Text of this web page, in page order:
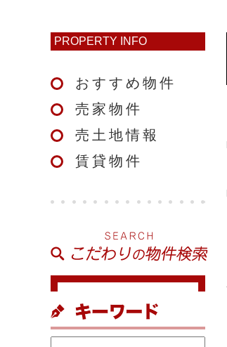
PROPERTY INFO
おすすめ物件
売家物件
売土地情報
賃貸物件